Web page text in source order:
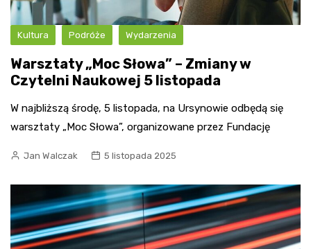
Kultura Podróże Wydarzenia
Warsztaty „Moc Słowa” – Zmiany w
Czytelni Naukowej 5 listopada
W najbliższą środę, 5 listopada, na Ursynowie odbędą się
warsztaty „Moc Słowa”, organizowane przez Fundację
Jan Walczak 5 listopada 2025